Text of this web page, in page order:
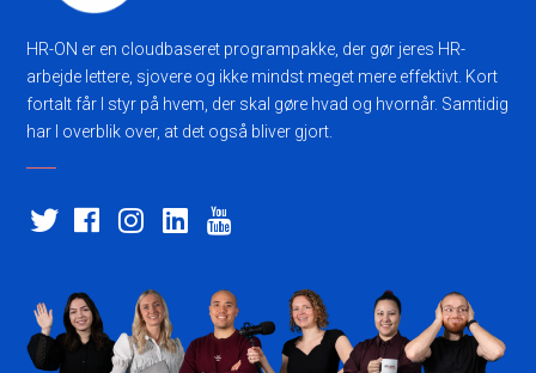
HR-ON er en cloudbaseret programpakke, der gør jeres HR-
arbejde lettere, sjovere og ikke mindst meget mere effektivt. Kort
fortalt får I styr på hvem, der skal gøre hvad og hvornår. Samtidig
har I overblik over, at det også bliver gjort.